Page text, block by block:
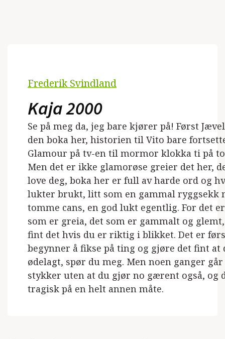
Frederik Svindland
Kaja 2000
Se på meg da, jeg bare kjører på! Først
den boka her, historien til Vito bare
Glamour på tv-en til mormor klokka ti på
Men det er ikke glamorøse greier det her,
love deg, boka her er full av harde ord og
lukter brukt, litt som en gammal ryggsekk
tomme cans, en god lukt egentlig. For det
som er greia, det som er gammalt og
fint det hvis du er riktig i blikket. Det er
begynner å fikse på ting og gjøre det fint at
ødelagt, spør du meg. Men noen ganger
stykker uten at du gjør no gærent også, og
tragisk på en helt annen måte.